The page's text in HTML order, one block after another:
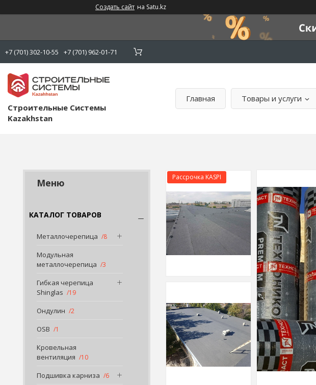
Создать сайт на Satu.kz
+7 (701) 302-10-55 +7 (701) 962-01-71
Строительные Системы
Kazakhstan
Главная Товары и услуги
КАТАЛОГ ТОВАРОВ
Металлочерепица 8
Модульная
металлочерепица
3
Гибкая черепица
Shinglas
19
Ондулин 2
OSB 1
Кровельная
вентиляция
10
Подшивка карниза 6
Рассрочка KASPI